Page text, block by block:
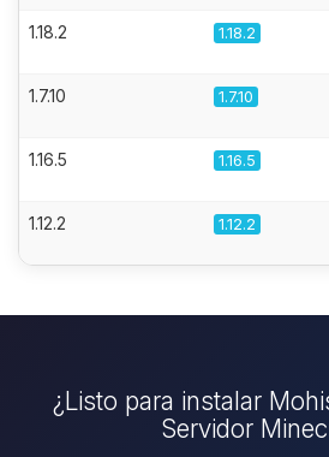
1.18.2 1.18.2
1.7.10 1.7.10
1.16.5 1.16.5
1.12.2 1.12.2
¿Listo para instalar
Servidor